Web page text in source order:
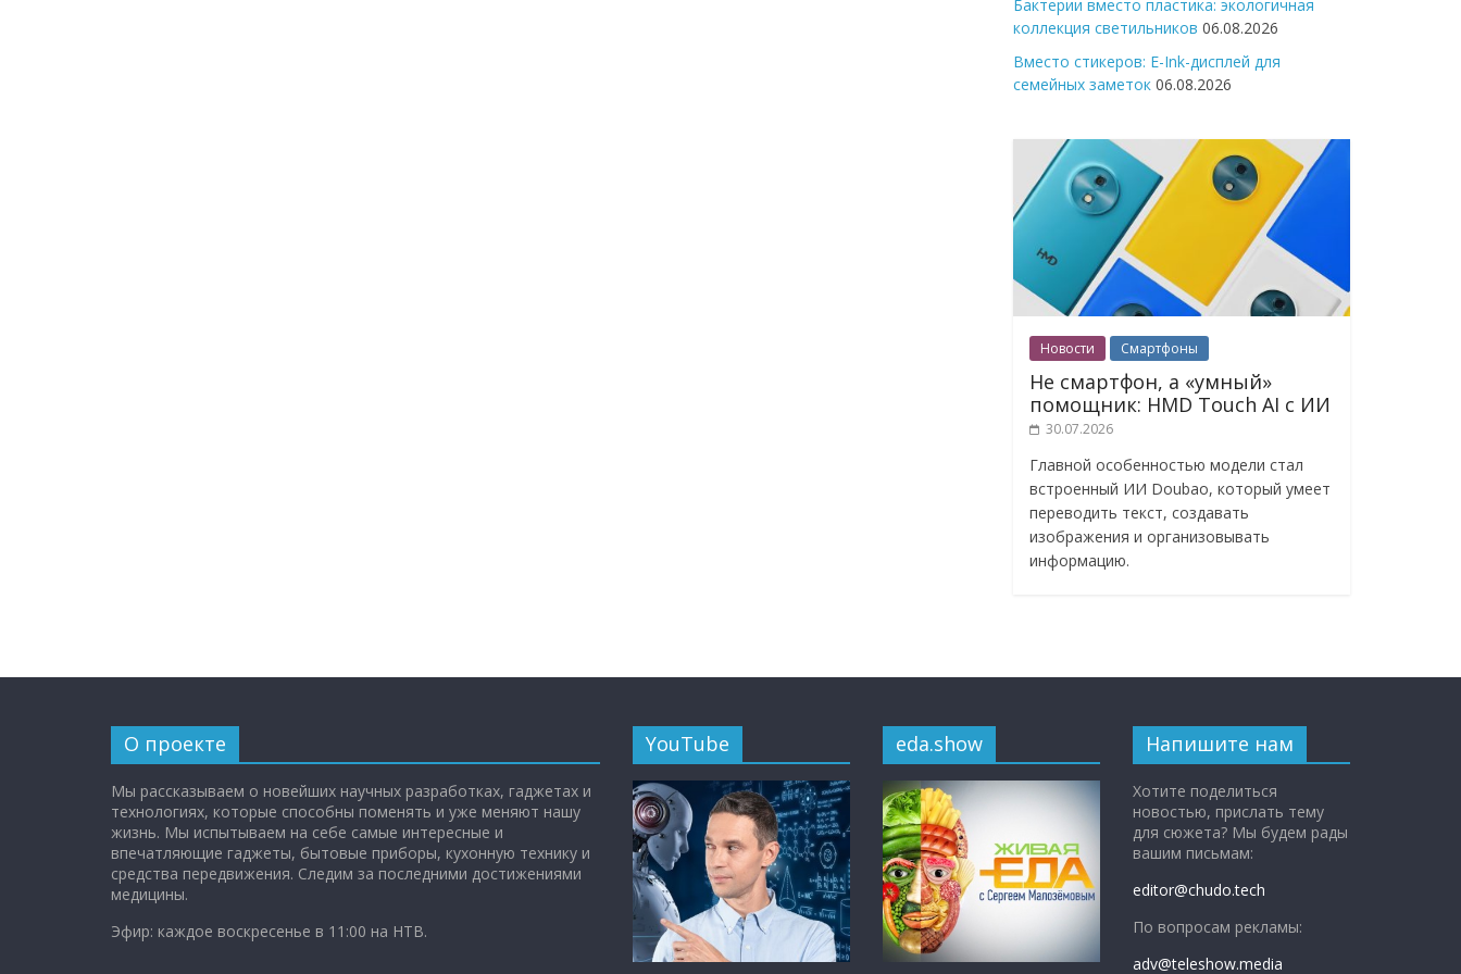
Бактерии вместо пластика: экологичная
коллекция светильников 06.08.2026
Вместо стикеров: E-Ink-дисплей для
семейных заметок 06.08.2026
Новости Смартфоны
Не смартфон, а «умный»
помощник: HMD Touch AI с ИИ
30.07.2026
Главной особенностью модели стал
встроенный ИИ Doubao, который умеет
переводить текст, создавать
изображения и организовывать
информацию.
О проекте
Мы рассказываем о новейших научных разработках, гаджетах и
технологиях, которые способны поменять и уже меняют нашу
жизнь. Мы испытываем на себе самые интересные и
впечатляющие гаджеты, бытовые приборы, кухонную технику и
средства передвижения. Следим за последними достижениями
медицины.
Эфир: каждое воскресенье в 11:00 на НТВ.
YouTube eda.show Напишите нам
Хотите поделиться
новостью, прислать тему
для сюжета? Мы будем рады
вашим письмам:
editor@chudo.tech
По вопросам рекламы:
adv@teleshow.media